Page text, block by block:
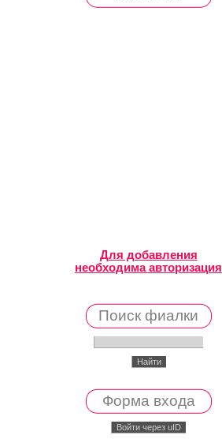
Для добавления
необходима авторизация
Поиск фиалки
Форма входа
Войти через uID